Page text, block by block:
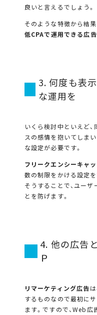
良いと言えるでしょう。
そのような特徴から結
低CPAで運用できる広告
3. 何度も表
な運用を
いくら検討中といえど
スの感情を抱いてしま
な設定が必要です。
フリークエンシーキャ
数の制限をかける設定
そうすることで、ユー
とを防げます。
4. 他の広告
Ｐ
リマーケティング広告
するものなので最初に
ます。ですので、Web